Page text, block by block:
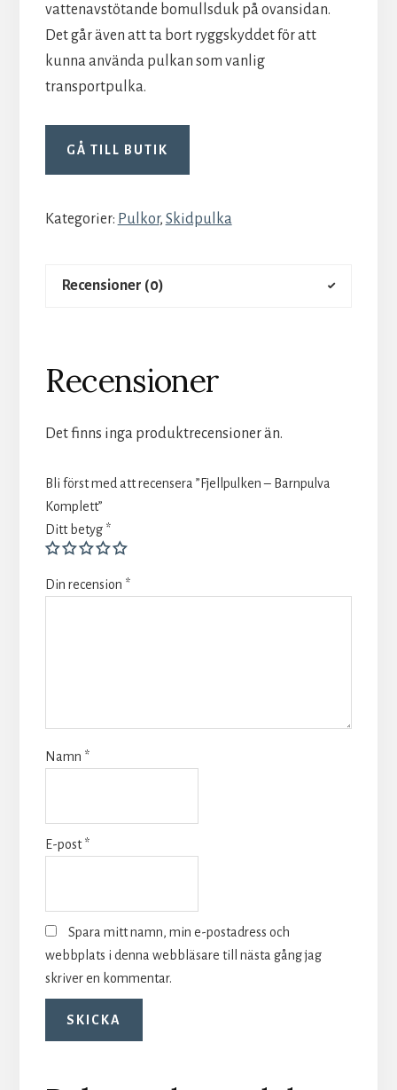
vattenavstötande bomullsduk på ovansidan.
Det går även att ta bort ryggskyddet för att
kunna använda pulkan som vanlig
transportpulka.
GÅ TILL BUTIK
Kategorier: Pulkor, Skidpulka
Recensioner (0)
Recensioner
Det finns inga produktrecensioner än.
Bli först med att recensera ”Fjellpulken – Barnpulva
Komplett”
Ditt betyg *
Din recension *
Namn *
E-post*
Spara mitt namn, min e-postadress och
webbplats i denna webbläsare till nästa gång jag
skriver en kommentar.